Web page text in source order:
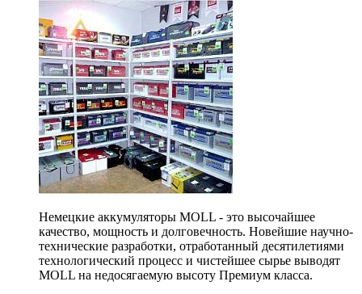
Немецкие аккумуляторы MOLL - это высочайшее
качество, мощность и долговечность. Новейшие научно-
технические разработки, отработанный десятилетиями
технологический процесс и чистейшее сырье выводят
MOLL на недосягаемую высоту Премиум класса.